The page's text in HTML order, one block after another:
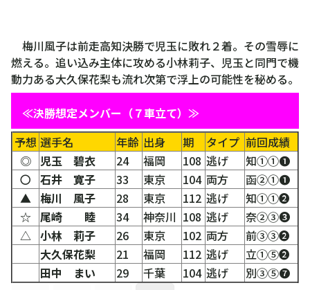
梅川風子は前走高知決勝で児玉に敗れ２着。その雪辱に
燃える。追い込み主体に攻める小林莉子、児玉と同門で機
動力ある大久保花梨も流れ次第で浮上の可能性を秘める。
≪決勝想定メンバー（７車立て）≫
予想 選手名 年齢 出身 期 タイプ 前回成績
◎ 児玉 碧衣 24 福岡 108 逃げ
知①①❶
〇 石井 寛子 33 東京 104 両方
函②①❶
▲ 梅川 風子 28 東京 112 逃げ
知①①❷
☆ 尾崎 睦 34 神奈川 108 逃げ
奈②③❸
△ 小林 莉子 26 東京 102 両方
前③③❷
大久保花梨
21 福岡 112 逃げ
立①⑤❷
田中 まい
29 千葉 104 逃げ 別③⑤➐